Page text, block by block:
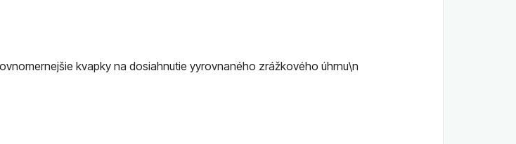
kvapky na dosiahnutie yyrovnaného zrážkového úhrnu\n